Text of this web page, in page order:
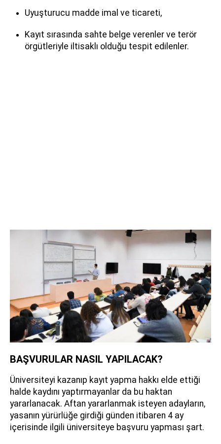
Uyuşturucu madde imal ve ticareti,
Kayıt sırasında sahte belge verenler ve terör
örgütleriyle iltisaklı olduğu tespit edilenler.
BAŞVURULAR NASIL YAPILACAK?
Üniversiteyi kazanıp kayıt yapma hakkı elde ettiği
halde kaydını yaptırmayanlar da bu haktan
yararlanacak. Aftan yararlanmak isteyen adayların,
yasanın yürürlüğe girdiği günden itibaren 4 ay
içerisinde ilgili üniversiteye başvuru yapması şart.